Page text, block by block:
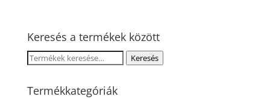
Keresés a termékek között
Keresés
következőre:
Keresés
Termékkategóriák